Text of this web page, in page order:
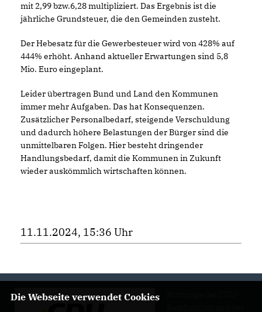
mit 2,99 bzw.6,28 multipliziert. Das Ergebnis ist die
jährliche Grundsteuer, die den Gemeinden zusteht.
Der Hebesatz für die Gewerbesteuer wird von 428% auf
444% erhöht. Anhand aktueller Erwartungen sind 5,8
Mio. Euro eingeplant.
Leider übertragen Bund und Land den Kommunen
immer mehr Aufgaben. Das hat Konsequenzen.
Zusätzlicher Personalbedarf, steigende Verschuldung
und dadurch höhere Belastungen der Bürger sind die
unmittelbaren Folgen. Hier besteht dringender
Handlungsbedarf, damit die Kommunen in Zukunft
wieder auskömmlich wirtschaften können.
11.11.2024, 15:36 Uhr
Die Webseite verwendet Cookies